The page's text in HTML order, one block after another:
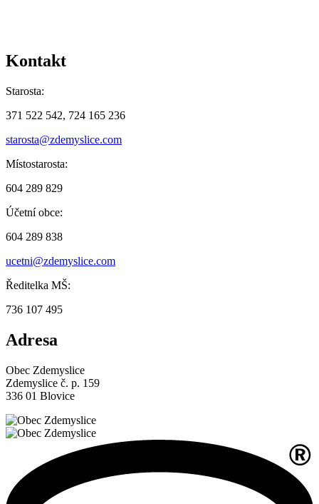
Kontakt
Starosta:
371 522 542, 724 165 236
starosta@zdemyslice.com
Místostarosta:
604 289 829
Účetní obce:
604 289 838
ucetni@zdemyslice.com
Ředitelka MŠ:
736 107 495
Adresa
Obec Zdemyslice
Zdemyslice č. p. 159
336 01 Blovice